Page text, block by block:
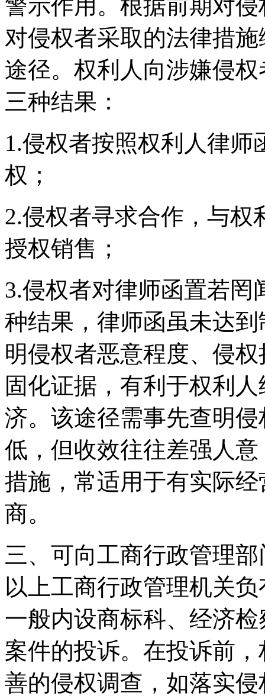
警示作用。根据前期对
对侵权者采取的法律措
途径。权利人向涉嫌侵
三种结果：
1.侵权者按照权利人律
权；
2.侵权者寻求合作，与
授权销售；
3.侵权者对律师函置若罔
种结果，律师函虽未达
明侵权者恶意程度、侵
固化证据，有利于权利
济。该途径需事先查明
低，但收效往往差强人
措施，常适用于有实际
商。
三、可向工商行政管理
以上工商行政管理机关
一般内设商标科、经济
案件的投诉。在投诉前
善的侵权调查，如落实